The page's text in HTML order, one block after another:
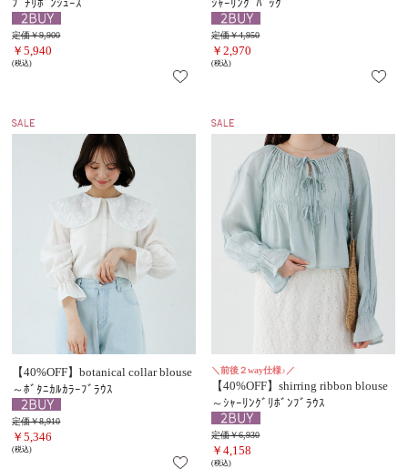
ﾌﾟﾁﾘﾎﾞﾝｼｭｰｽﾞ
定価￥9,900
￥5,940
(税込)
ｼｬｰﾘﾝｸﾞﾊﾞｯｸﾞ
定価￥4,950
￥2,970
(税込)
【40%OFF】botanical collar blouse
～ﾎﾞﾀﾆｶﾙｶﾗｰﾌﾞﾗｳｽ
定価￥8,910
￥5,346
(税込)
＼前後２way仕様♪／
【40%OFF】shirring ribbon blouse
～ｼｬｰﾘﾝｸﾞﾘﾎﾞﾝﾌﾞﾗｳｽ
定価￥6,930
￥4,158
(税込)